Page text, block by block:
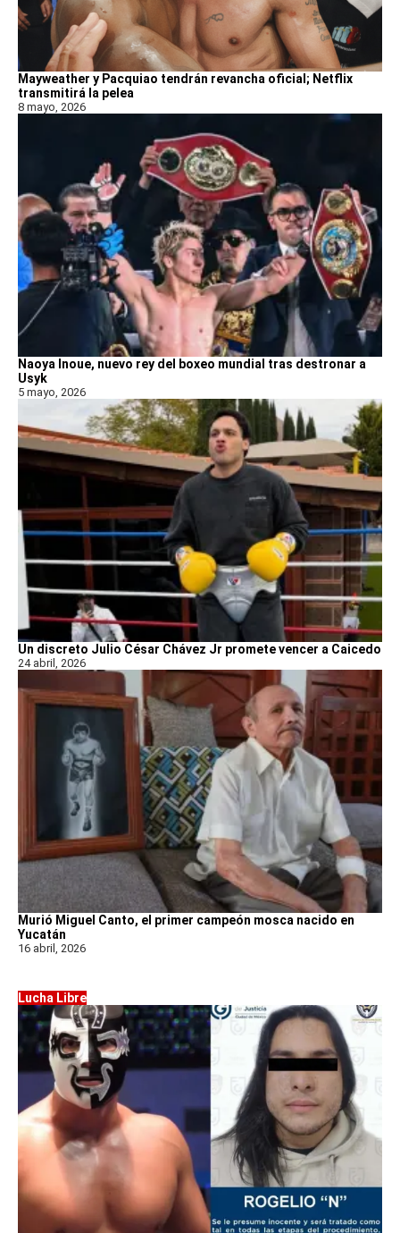
Mayweather y Pacquiao tendrán revancha oficial; Netflix
transmitirá la pelea
8 mayo, 2026
Naoya Inoue, nuevo rey del boxeo mundial tras destronar a
Usyk
5 mayo, 2026
Un discreto Julio César Chávez Jr promete vencer a Caicedo
24 abril, 2026
Murió Miguel Canto, el primer campeón mosca nacido en
Yucatán
16 abril, 2026
Lucha Libre